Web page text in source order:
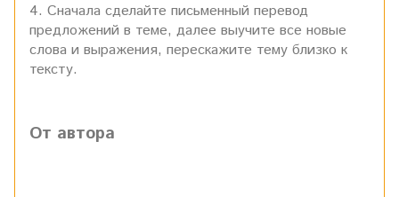
4. Сначала сделайте письменный перевод
предложений в теме, далее выучите все новые
слова и выражения, перескажите тему близко к
тексту.
От автора